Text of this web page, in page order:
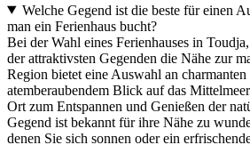
Welche Gegend ist die beste für einen
man ein Ferienhaus bucht?
Bei der Wahl eines Ferienhauses in
der attraktivsten Gegenden die Nähe zur
Region bietet eine Auswahl an
atemberaubendem Blick auf das
Ort zum Entspannen und Genießen der
Gegend ist bekannt für ihre Nähe zu
denen Sie sich sonnen oder ein